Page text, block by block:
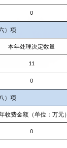
0
）项
本年处理决定数量
11
0
）项
收费金额（单位：万元）
0